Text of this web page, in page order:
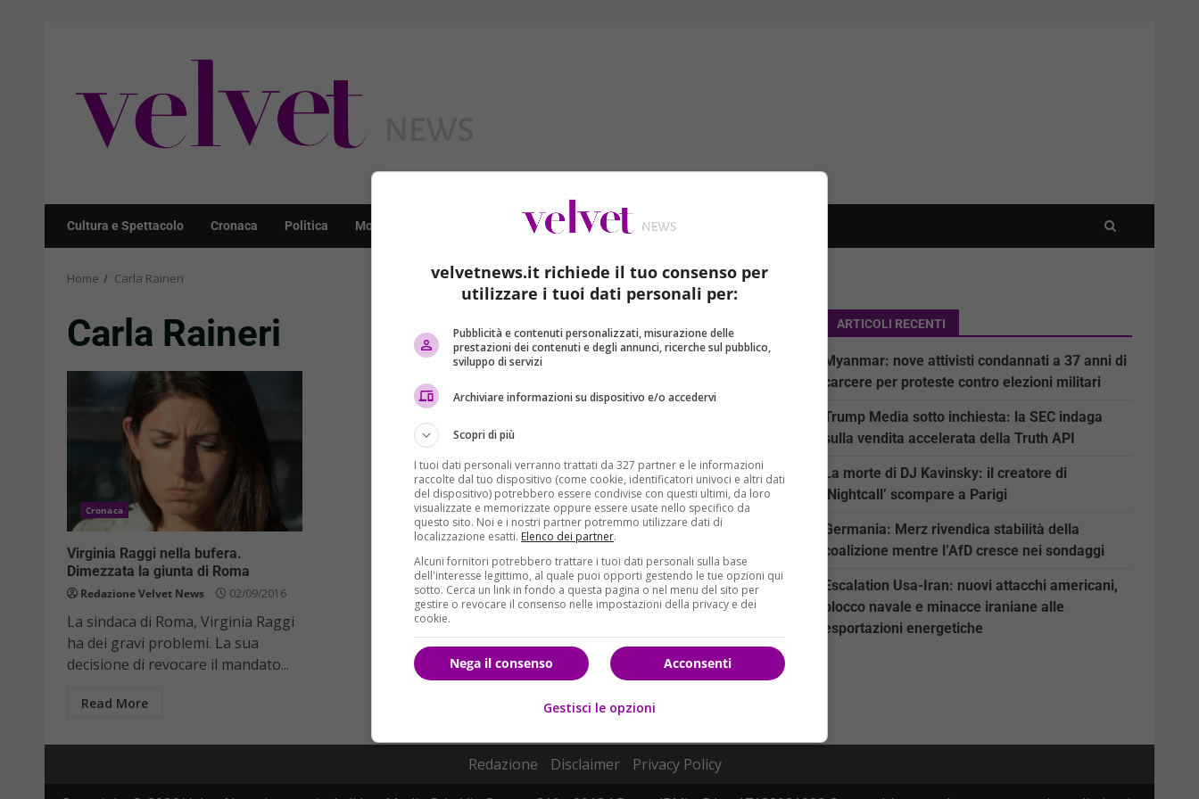
Cultura e Spettacolo Cronaca Politica Mondo
Home Carla Raineri
Carla Raineri
Cronaca
Virginia Raggi nella bufera.
Dimezzata la giunta di Roma
Redazione Velvet News 02/09/2016
La sindaca di Roma, Virginia Raggi
ha dei gravi problemi. La sua
decisione di revocare il mandato...
Read More
ARTICOLI RECENTI
Myanmar: nove attivisti condannati a 37 anni di
carcere per proteste contro elezioni militari
Trump Media sotto inchiesta: la SEC indaga
sulla vendita accelerata della Truth API
La morte di DJ Kavinsky: il creatore di
‘Nightcall’ scompare a Parigi
Germania: Merz rivendica stabilità della
coalizione mentre l’AfD cresce nei sondaggi
Escalation Usa-Iran: nuovi attacchi americani,
blocco navale e minacce iraniane alle
esportazioni energetiche
Redazione Disclaimer
Privacy Policy
velvetnews.it richiede il tuo consenso per
utilizzare i tuoi dati personali per:
Pubblicità e contenuti personalizzati, misurazione delle
prestazioni dei contenuti e degli annunci, ricerche sul pubblico,
sviluppo di servizi
Archiviare informazioni su dispositivo e/o accedervi
Scopri di più
I tuoi dati personali verranno trattati da 327 partner e le informazioni
raccolte dal tuo dispositivo (come cookie, identificatori univoci e altri dati
del dispositivo) potrebbero essere condivise con questi ultimi, da loro
visualizzate e memorizzate oppure essere usate nello specifico da
questo sito. Noi e i nostri partner potremmo utilizzare dati di
localizzazione esatti. Elenco dei partner.
Alcuni fornitori potrebbero trattare i tuoi dati personali sulla base
dell'interesse legittimo, al quale puoi opporti gestendo le tue opzioni qui
sotto. Cerca un link in fondo a questa pagina o nel menu del sito per
gestire o revocare il consenso nelle impostazioni della privacy e dei
cookie.
Acconsenti
Nega il consenso
Gestisci le opzioni